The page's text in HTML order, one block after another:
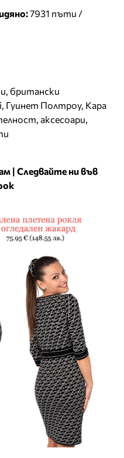
7931 пъти /
, британски
, Гуинет Полтроу, Кара
, аксесоари,
| Следвайте ни във